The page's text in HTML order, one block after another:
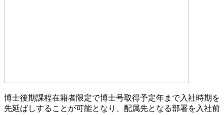
博士後期課程在籍者限定で博士号取得予定年まで入社時期を
先延ばしすることが可能となり、配属先となる部署を入社前